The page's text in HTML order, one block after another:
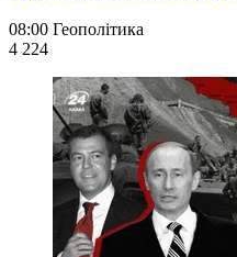
08:00 Геополітика
4 224